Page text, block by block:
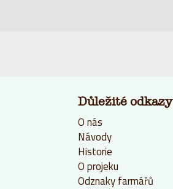
Důležité odkazy
O nás
Návody
Historie
O projeku
Odznaky farmářů